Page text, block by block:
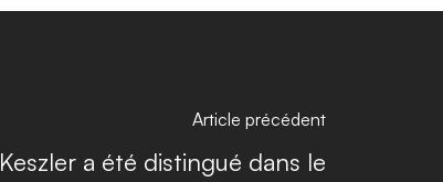
Article précédent
a été distingué dans le